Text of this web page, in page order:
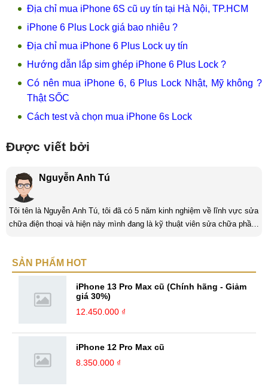
Địa chỉ mua iPhone 6S cũ uy tín tại Hà Nội, TP.HCM
iPhone 6 Plus Lock giá bao nhiêu ?
Địa chỉ mua iPhone 6 Plus Lock uy tín
Hướng dẫn lắp sim ghép iPhone 6 Plus Lock ?
Có nên mua iPhone 6, 6 Plus Lock Nhật, Mỹ không ?
Thật SỐC
Cách test và chọn mua iPhone 6s Lock
Được viết bởi
Nguyễn Anh Tú
Tôi tên là Nguyễn Anh Tú, tôi đã có 5 năm kinh nghiệm về lĩnh vực sửa
chữa điện thoại và hiện này mình đang là kỹ thuật viên sửa chữa phần
thách và là một người đam mê công nghệ tôi luôn thích tìm tòi những
SẢN PHẨM HOT
iPhone 13 Pro Max cũ (Chính hãng - Giảm
giá 30%)
12.450.000 ₫
iPhone 12 Pro Max cũ
8.350.000 ₫